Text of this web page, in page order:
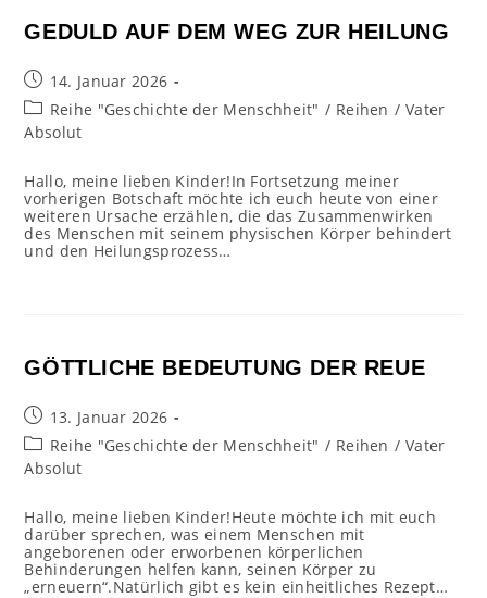
GEDULD AUF DEM WEG ZUR HEILUNG
Beitrag
veröffentlicht:
14. Januar 2026
Beitrags-
Kategorie:
Reihe "Geschichte der Menschheit" / Reihen / Vater
Absolut
Hallo, meine lieben Kinder!In Fortsetzung meiner
vorherigen Botschaft möchte ich euch heute von einer
weiteren Ursache erzählen, die das Zusammenwirken
des Menschen mit seinem physischen Körper behindert
und den Heilungsprozess…
GÖTTLICHE BEDEUTUNG DER REUE
Beitrag
veröffentlicht:
13. Januar 2026
Beitrags-
Kategorie:
Reihe "Geschichte der Menschheit" / Reihen / Vater
Absolut
Hallo, meine lieben Kinder!Heute möchte ich mit euch
darüber sprechen, was einem Menschen mit
angeborenen oder erworbenen körperlichen
Behinderungen helfen kann, seinen Körper zu
„erneuern“.Natürlich gibt es kein einheitliches Rezept…